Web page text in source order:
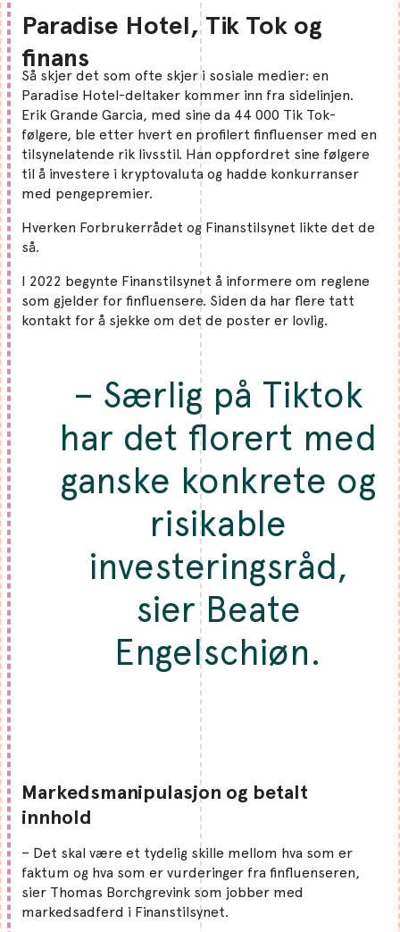
Paradise Hotel, Tik Tok og
finans
Så skjer det som ofte skjer i sosiale medier: en
Paradise Hotel-deltaker kommer inn fra sidelinjen.
Erik Grande Garcia, med sine da 44 000 Tik Tok-
følgere, ble etter hvert en profilert finfluenser med en
tilsynelatende rik livsstil. Han oppfordret sine følgere
til å investere i kryptovaluta og hadde konkurranser
med pengepremier.
Hverken Forbrukerrådet og Finanstilsynet likte det de
så.
I 2022 begynte Finanstilsynet å informere om reglene
som gjelder for finfluensere. Siden da har flere tatt
kontakt for å sjekke om det de poster er lovlig.
– Særlig på Tiktok
har det florert med
ganske konkrete og
risikable
investeringsråd,
sier Beate
Engelschiøn.
Markedsmanipulasjon og betalt
innhold
– Det skal være et tydelig skille mellom hva som er
faktum og hva som er vurderinger fra finfluenseren,
sier Thomas Borchgrevink som jobber med
markedsadferd i Finanstilsynet.